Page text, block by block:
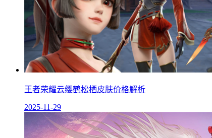
王者荣耀云缨鹤松栖皮肤价格解析
2025-11-29